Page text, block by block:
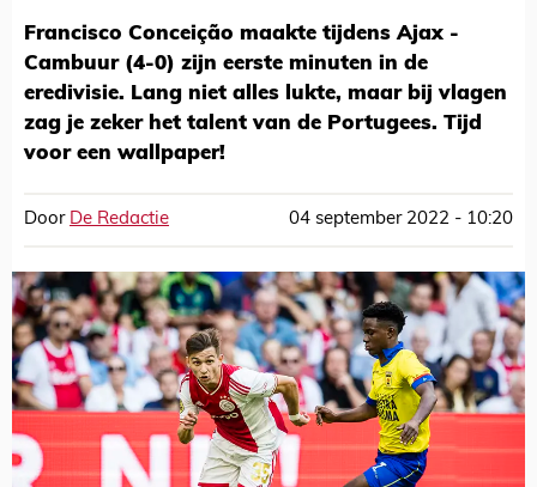
Francisco Conceição maakte tijdens Ajax -
Cambuur (4-0) zijn eerste minuten in de
eredivisie. Lang niet alles lukte, maar bij vlagen
zag je zeker het talent van de Portugees. Tijd
voor een wallpaper!
Door De Redactie 04 september 2022 - 10:20